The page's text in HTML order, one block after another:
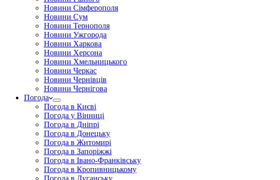
Новини Сімферополя
Новини Сум
Новини Тернополя
Новини Ужгорода
Новини Харкова
Новини Херсона
Новини Хмельницького
Новини Черкас
Новини Чернівців
Новини Чернігова
Погода
Погода в Києві
Погода у Вінниці
Погода в Дніпрі
Погода в Донецьку
Погода в Житомирі
Погода в Запоріжжі
Погода в Івано-Франківську
Погода в Кропивницькому
Погода в Луганську